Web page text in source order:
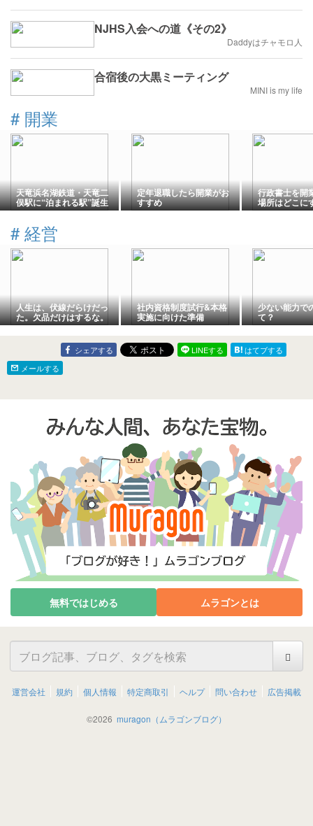
NJHS入会への道《その2》
Daddyはチャモロ人
合宿後の大黒ミーティング
MINI is my life
# 開業
天竜浜名湖鉄道・天竜二
俣駅に“泊まれる駅”誕生
へ -シン・エヴァの世界観
定年退職したら開業がお
すすめ
行政書士を開
場所はどこに
# 経営
人生は、伏線だらけだっ
た。欠品だけはするな。
社内資格制度試行&本格
実施に向けた準備
少ない能力で
て？
シェアする LINEする
はてブする
メールする
無料ではじめる ムラゴンとは
運営会社 規約 個人情報 特定商取引 ヘルプ 問い合わせ 広告掲載
©2026 muragon（ムラゴンブログ）